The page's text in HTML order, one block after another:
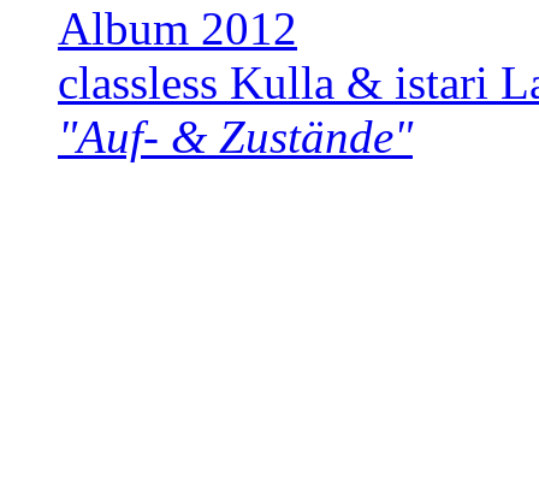
Album 2012
classless Kulla & istari
"Auf- & Zustände"